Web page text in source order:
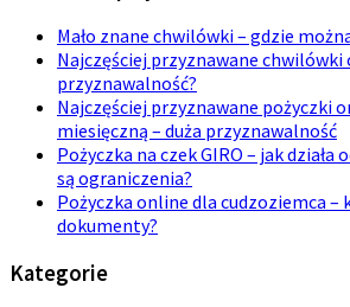
Mało znane chwilówki – gdzie
Najczęściej przyznawane chwilówki
przyznawalność?
Najczęściej przyznawane pożyczki
miesięczną – duża przyznawalność
Pożyczka na czek GIRO – jak
są ograniczenia?
Pożyczka online dla cudzoziemca –
dokumenty?
Kategorie